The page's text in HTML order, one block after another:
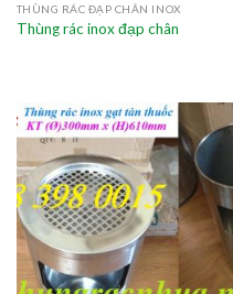
THÙNG RÁC ĐẠP CHÂN INOX
Thùng rác inox đạp chân